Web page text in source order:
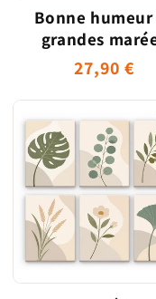
Bonne
grandes
Prix
habituel
27,90 €